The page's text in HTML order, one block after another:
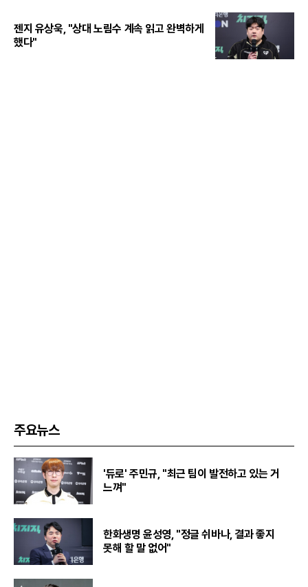
젠지 유상욱, "상대 노림수 계속 읽고 완벽하게
했다"
주요뉴스
'듀로' 주민규, "최근 팀이 발전하고 있는 거
느껴"
한화생명 윤성영, "정글 쉬바나, 결과 좋지
못해 할 말 없어"